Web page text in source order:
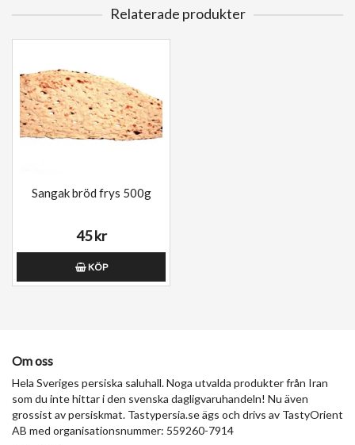
Relaterade produkter
Sangak bröd frys 500g
45 kr
KÖP
Om oss
Hela Sveriges persiska saluhall. Noga utvalda produkter från Iran
som du inte hittar i den svenska dagligvaruhandeln! Nu även
grossist av persiskmat. Tastypersia.se ägs och drivs av TastyOrient
AB med organisationsnummer: 559260-7914